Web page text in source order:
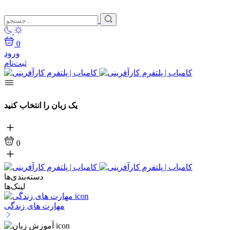
0
ورود
ثبت‌نام
یک زبان را انتخاب کنید
0
دسته‌بندی‌ها
لینک‌ها
مهارت های زندگی